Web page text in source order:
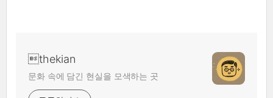
thekian
문화 속에 담긴 현실을 모색하는 곳